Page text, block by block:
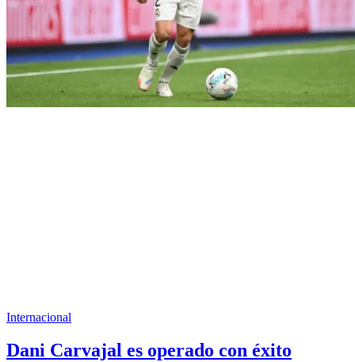
Internacional
Dani Carvajal es operado con éxito